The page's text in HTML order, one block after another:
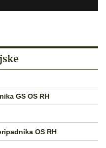
GS OS RH
OS RH